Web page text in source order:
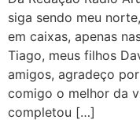
siga sendo meu
em caixas, apenas
Tiago, meus filhos
amigos, agradeço
comigo o melhor da
completou […]